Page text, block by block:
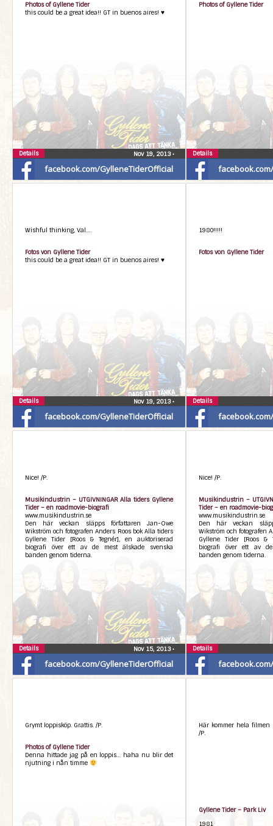
facebook.com/GylleneTiderOfficial
Photos of Gyllene Tider
this could be a great idea!! GT in buenos aires! ♥
Nov 19, 2013•
Details
Photos of Gyllene Tider
Details
facebook.com/GylleneTiderOfficial
Wishful thinking, Val….
Fotos von Gyllene Tider
this could be a great idea!! GT in buenos aires! ♥
Nov 19, 2013•
Details
1980!!!!!
Fotos von Gyllene Tider
Details
facebook.com/GylleneTiderOfficial
Nice! /P.
Musikindustrin – UTGIVNINGAR Alla tiders Gyllene
Tider – en roadmovie-biografi
www.musikindustrin.se
Den här veckan släpps författaren Jan-Owe
Wikström och fotografen Anders Roos bok Alla tiders
Gyllene Tider [Roos & Tegnér], en auktoriserad
biografi över ett av de mest älskade svenska
banden genom tiderna.
Nov 15, 2013•
Details
Nice! /P.
Musikindustrin –
Tider – en roadmovie-
www.musikindustrin.se
Den här veckan
Wikström och fotografen
Gyllene Tider [Roos &
biografi över ett av
banden genom tiderna.
Details
Grymt loppisköp. Grattis. /P.
Photos of Gyllene Tider
Denna hittade jag på en loppis… haha nu blir det
njutning i nån timme
Här kommer hela filmen
/P.
Gyllene Tider – Park Liv
1981